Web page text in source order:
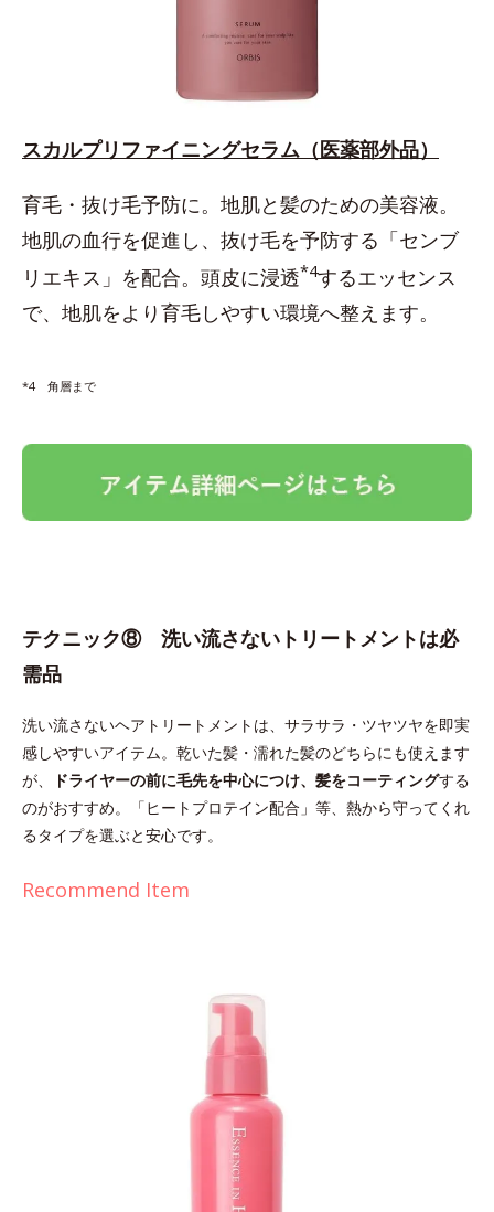
スカルプリファイニングセラム（医薬部外品）
育毛・抜け毛予防に。地肌と髪のための美容液。
地肌の血行を促進し、抜け毛を予防する「センブ
リエキス」を配合。頭皮に浸透*4するエッセンス
で、地肌をより育毛しやすい環境へ整えます。
*4 角層まで
テクニック⑧ 洗い流さないトリートメントは必
需品
洗い流さないヘアトリートメントは、サラサラ・ツヤツヤを即実
感しやすいアイテム。乾いた髪・濡れた髪のどちらにも使えます
が、
ドライヤーの前に毛先を中心につけ、髪をコーティングする
のがおすすめ。「ヒートプロテイン配合」等、熱から守ってくれ
るタイプを選ぶと安心です。
Recommend Item